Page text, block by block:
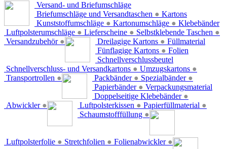
Versand- und Briefumschläge
Briefumschläge und Versandtaschen ●
Kunststoffumschläge ● Kartonumschläge ●
Luftpolsterumschläge ● Lieferscheine ● Selbstklebende Taschen ●
Versandzubehör ●
Kartons
Dreilagige Kartons ●
Fünflagige Kartons ●
Schnellverschluss- und Versandkartons ● Umzugskartons ●
Transportrollen ●
Klebebänder
Packbänder ● Spezialbänder ●
Papierbänder ●
Doppelseitige Klebebänder ●
Abwickler ●
Füllmaterial
Luftpolsterkissen ● Papierfüllmaterial ●
Schaumstofffüllung ●
Folien
Luftpolsterfolie ● Stretchfolien ● Folienabwickler ●
Schnellverschlussbeutel
Verpackungsmaterial